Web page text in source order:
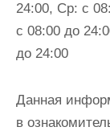
24:00, Ср: с
с 08:00 до
до 24:00
Данная
в